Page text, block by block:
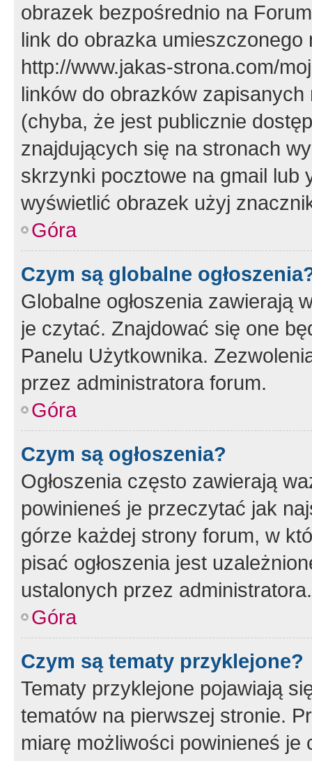
obrazek bezpośrednio na
link do obrazka
http://www.jakas-strona.com/
linków do obrazków
(chyba, że jest publicznie
znajdujących się na stronach
skrzynki pocztowe na gmail lub
wyświetlić obrazek użyj
Góra
Czym są globalne
Globalne ogłoszenia zawierają
je czytać. Znajdować się one
Panelu Użytkownika.
przez administratora forum.
Góra
Czym są ogłoszenia?
Ogłoszenia często zawierają
powinieneś je przeczytać jak
górze każdej strony forum, w
pisać ogłoszenia jest
ustalonych przez administratora.
Góra
Czym są tematy przyklejone?
Tematy przyklejone pojawiają
tematów na pierwszej stronie.
miarę możliwości powinieneś je